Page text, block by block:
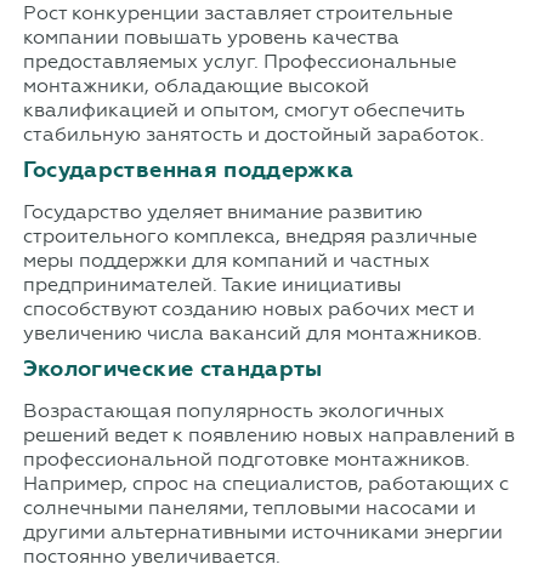
Рост конкуренции заставляет строительные
компании повышать уровень качества
предоставляемых услуг. Профессиональные
монтажники, обладающие высокой
квалификацией и опытом, смогут обеспечить
стабильную занятость и достойный заработок.
Государственная поддержка
Государство уделяет внимание развитию
строительного комплекса, внедряя различные
меры поддержки для компаний и частных
предпринимателей. Такие инициативы
способствуют созданию новых рабочих мест и
увеличению числа вакансий для монтажников.
Экологические стандарты
Возрастающая популярность экологичных
решений ведет к появлению новых направлений в
профессиональной подготовке монтажников.
Например, спрос на специалистов, работающих с
солнечными панелями, тепловыми насосами и
другими альтернативными источниками энергии
постоянно увеличивается.